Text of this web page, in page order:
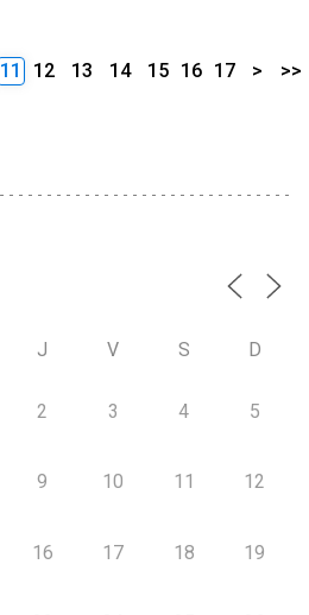
11 12 13 14 15 16 17 > >>
J V S D
2 3 4 5
9 10 11 12
16 17 18 19